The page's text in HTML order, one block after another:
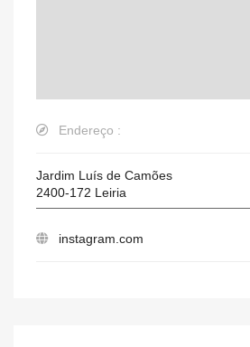
Endereço :
Jardim Luís de Camões
2400-172 Leiria
instagram.com